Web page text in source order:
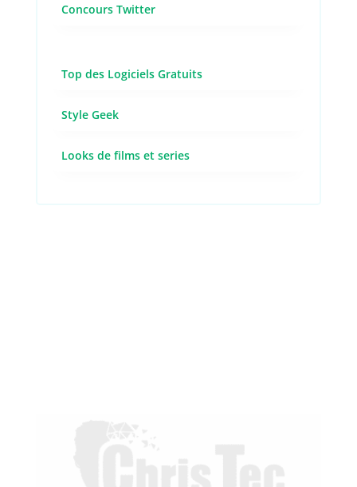
Concours Twitter
Top des Logiciels Gratuits
Style Geek
Looks de films et series